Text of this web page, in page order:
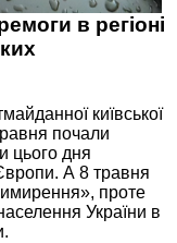
в регіоні
київської
почали
цього дня
А 8 травня
проте
України в